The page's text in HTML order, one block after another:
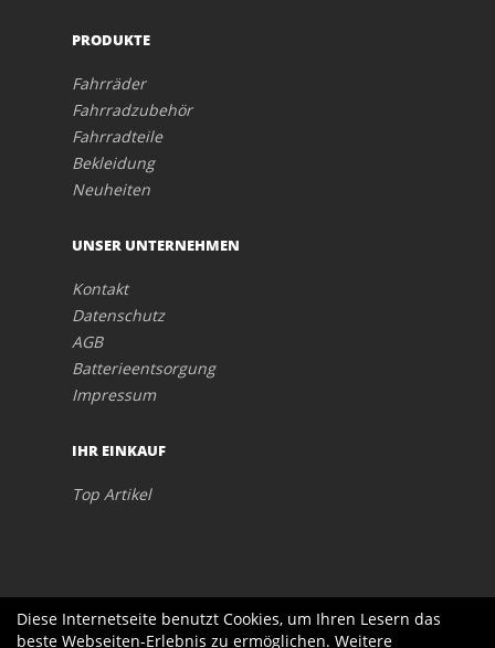
PRODUKTE
Fahrräder
Fahrradzubehör
Fahrradteile
Bekleidung
Neuheiten
UNSER UNTERNEHMEN
Kontakt
Datenschutz
AGB
Batterieentsorgung
Impressum
IHR EINKAUF
Top Artikel
Diese Internetseite benutzt Cookies, um Ihren Lesern das
beste Webseiten-Erlebnis zu ermöglichen. Weitere